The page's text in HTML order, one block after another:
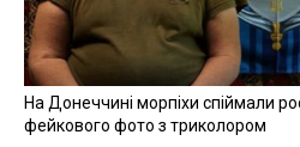
На Донеччині морпіхи спіймали
фейкового фото з триколором